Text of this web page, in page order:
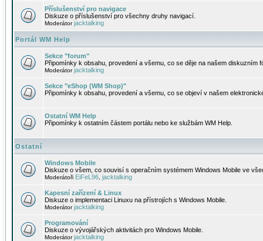
Příslušenství pro navigace
Diskuze o příslušenství pro všechny druhy navigací.
Moderátorjacktalking
Portál WM Help
Sekce "forum"
Připomínky k obsahu, provedení a všemu, co se děje na našem diskuzním
Moderátorjacktalking
Sekce "eShop (WM Shop)"
Připomínky k obsahu, provedení a všemu, co se objeví v našem
Ostatní WM Help
Připomínky k ostatním částem portálu nebo ke službám WM Help.
Ostatní
Windows Mobile
Diskuze o všem, co souvisí s operačním systémem Windows Mobile ve
Moderátoři EiFeL96 jacktalking
Kapesní zařízení & Linux
Diskuze o implementaci Linuxu na přístrojích s Windows Mobile.
Moderátorjacktalking
Programování
Diskuze o vývojářských aktivitách pro Windows Mobile.
Moderátorjacktalking